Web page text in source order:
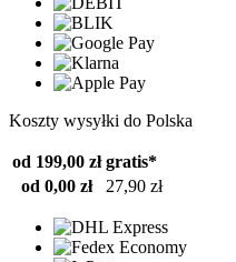
Koszty wysyłki do Polska
od 199,00 zł gratis*
od 0,00 zł
27,90 zł